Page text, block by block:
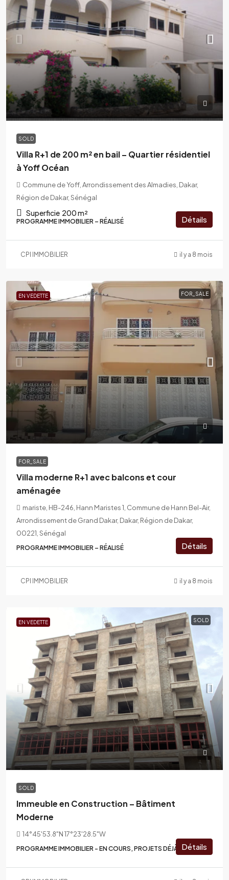
SOLD
Villa R+1 de 200 m² en bail – Quartier résidentiel
à Yoff Océan
Commune de Yoff, Arrondissement des Almadies, Dakar,
Région de Dakar, Sénégal
Superficie 200 m²
PROGRAMME IMMOBILIER – RÉALISÉ Détails
CPI IMMOBILIER il y a 8 mois
EN VEDETTE FOR_SALE
FOR_SALE
Villa moderne R+1 avec balcons et cour
aménagée
mariste, HB-246, Hann Maristes 1, Commune de Hann Bel-Air,
Arrondissement de Grand Dakar, Dakar, Région de Dakar,
00221, Sénégal
PROGRAMME IMMOBILIER – RÉALISÉ Détails
CPI IMMOBILIER il y a 8 mois
EN VEDETTE SOLD
SOLD
Immeuble en Construction – Bâtiment
Moderne
14°45'53.8"N 17°23'28.5"W
PROGRAMME IMMOBILIER - EN COURS, PROJETS DÉJÀ RÉALISÉS
Détails